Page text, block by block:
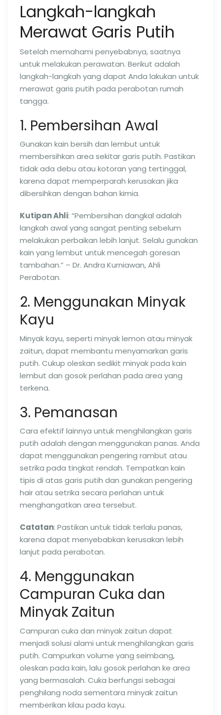
Langkah-langkah
Merawat Garis Putih
Setelah memahami penyebabnya, saatnya
untuk melakukan perawatan. Berikut adalah
langkah-langkah yang dapat Anda lakukan untuk
merawat garis putih pada perabotan rumah
tangga.
1. Pembersihan Awal
Gunakan kain bersih dan lembut untuk
membersihkan area sekitar garis putih. Pastikan
tidak ada debu atau kotoran yang tertinggal,
karena dapat memperparah kerusakan jika
dibersihkan dengan bahan kimia.
Kutipan Ahli: “Pembersihan dangkal adalah
langkah awal yang sangat penting sebelum
melakukan perbaikan lebih lanjut. Selalu gunakan
kain yang lembut untuk mencegah goresan
tambahan.” – Dr. Andra Kurniawan, Ahli
Perabotan.
2. Menggunakan Minyak
Kayu
Minyak kayu, seperti minyak lemon atau minyak
zaitun, dapat membantu menyamarkan garis
putih. Cukup oleskan sedikit minyak pada kain
lembut dan gosok perlahan pada area yang
terkena.
3. Pemanasan
Cara efektif lainnya untuk menghilangkan garis
putih adalah dengan menggunakan panas. Anda
dapat menggunakan pengering rambut atau
setrika pada tingkat rendah. Tempatkan kain
tipis di atas garis putih dan gunakan pengering
hair atau setrika secara perlahan untuk
menghangatkan area tersebut.
Catatan: Pastikan untuk tidak terlalu panas,
karena dapat menyebabkan kerusakan lebih
lanjut pada perabotan.
4. Menggunakan
Campuran Cuka dan
Minyak Zaitun
Campuran cuka dan minyak zaitun dapat
menjadi solusi alami untuk menghilangkan garis
putih. Campurkan volume yang seimbang,
oleskan pada kain, lalu gosok perlahan ke area
yang bermasalah. Cuka berfungsi sebagai
penghilang noda sementara minyak zaitun
memberikan kilau pada kayu.